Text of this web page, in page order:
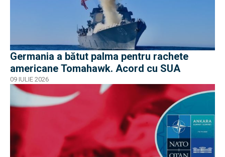
Germania a bătut palma pentru rachete
americane Tomahawk. Acord cu SUA
09 IULIE 2026